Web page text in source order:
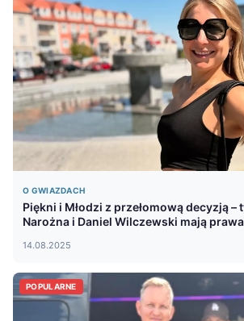
O GWIAZDACH
Piękni i Młodzi z przełomową decyzją –
Narożna i Daniel Wilczewski mają
14.08.2025
POPULARNE